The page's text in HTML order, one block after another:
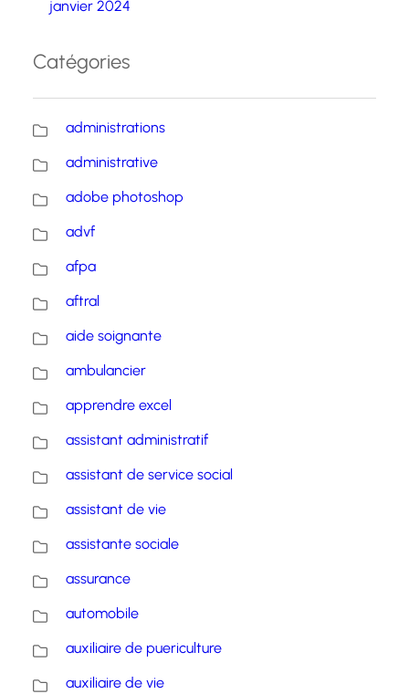
janvier 2024
Catégories
administrations
administrative
adobe photoshop
advf
afpa
aftral
aide soignante
ambulancier
apprendre excel
assistant administratif
assistant de service social
assistant de vie
assistante sociale
assurance
automobile
auxiliaire de puericulture
auxiliaire de vie